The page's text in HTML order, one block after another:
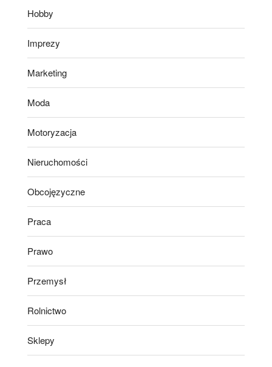
Hobby
Imprezy
Marketing
Moda
Motoryzacja
Nieruchomości
Obcojęzyczne
Praca
Prawo
Przemysł
Rolnictwo
Sklepy